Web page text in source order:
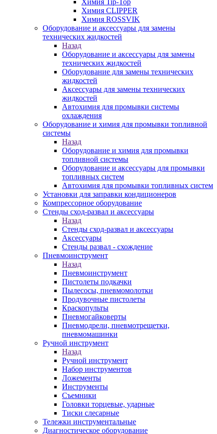
Химия Tip-Top
Химия CLIPPER
Химия ROSSVIK
Оборудование и аксессуары для замены
технических жидкостей
Назад
Оборудование и аксессуары для замены
технических жидкостей
Оборудование для замены технических
жидкостей
Аксессуары для замены технических
жидкостей
Автохимия для промывки системы
охлаждения
Оборудование и химия для промывки топливной
системы
Назад
Оборудование и химия для промывки
топливной системы
Оборудование и аксессуары для промывки
топливных систем
Автохимия для промывки топливных систем
Установки для заправки кондиционеров
Компрессорное оборудование
Стенды сход-развал и аксессуары
Назад
Стенды сход-развал и аксессуары
Аксессуары
Стенды развал - схождение
Пневмоинструмент
Назад
Пневмоинструмент
Пистолеты подкачки
Пылесосы, пневмомолотки
Продувочные пистолеты
Краскопульты
Пневмогайковерты
Пневмодрели, пневмотрещетки,
пневмомашинки
Ручной инструмент
Назад
Ручной инструмент
Набор инструментов
Ложементы
Инструменты
Съемники
Головки торцевые, ударные
Тиски слесарные
Тележки инструментальные
Диагностическое оборудование